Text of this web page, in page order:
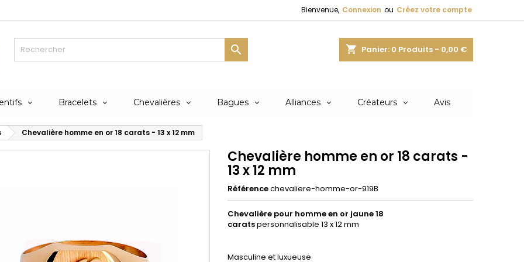
Bienvenue, Connexion ou Créez votre compte
shopping_cart Panier: 0 Produits - 0,00 €

Bracelets Chevalières Bagues Alliances Créateurs Avis
Chevalière homme en or 18 carats - 13 x 12 mm
Chevalière homme en or 18 carats -
13 x 12 mm
Référencechevaliere-homme-or-919B
Chevalière pour homme en or jaune 18
caratspersonnalisable 13 x 12 mm
Masculine et luxueuse